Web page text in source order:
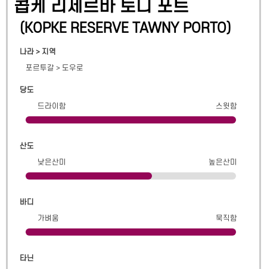
콥케 리제르바 토니 포트
(KOPKE RESERVE TAWNY PORTO)
나라 > 지역
포르투갈 > 도우로
당도
드라이함
스윗함
산도
낮은산미
높은산미
바디
가벼움
묵직함
타닌